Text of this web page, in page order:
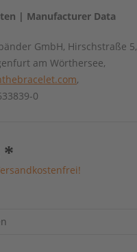
| Manufacturer Data
GmbH, Hirschstraße 5,
am Wörthersee,
,
0
*